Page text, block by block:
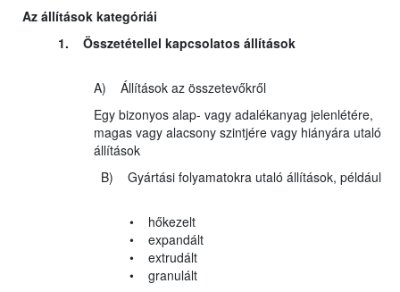
Az állítások kategóriái
1. Összetétellel kapcsolatos állítások
A) Állítások az összetevőkről
Egy bizonyos alap- vagy adalékanyag jelenlétére,
magas vagy alacsony szintjére vagy hiányára utaló
állítások
B) Gyártási folyamatokra utaló állítások, például
• hőkezelt
• expandált
• extrudált
• granulált